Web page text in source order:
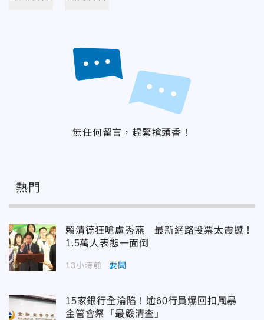
無任何留言，趕緊搶頭香！
熱門
賴清德狂嗆盧秀燕 最新網路投票太震撼！
1.5萬人表態一面倒
13小時前 要聞
15家銀行全淪陷！逾60行員爆回扣風暴
金管會祭「最嚴清查」